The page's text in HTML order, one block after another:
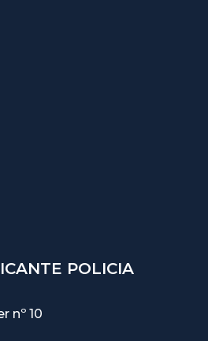
POLICIA
nº 10